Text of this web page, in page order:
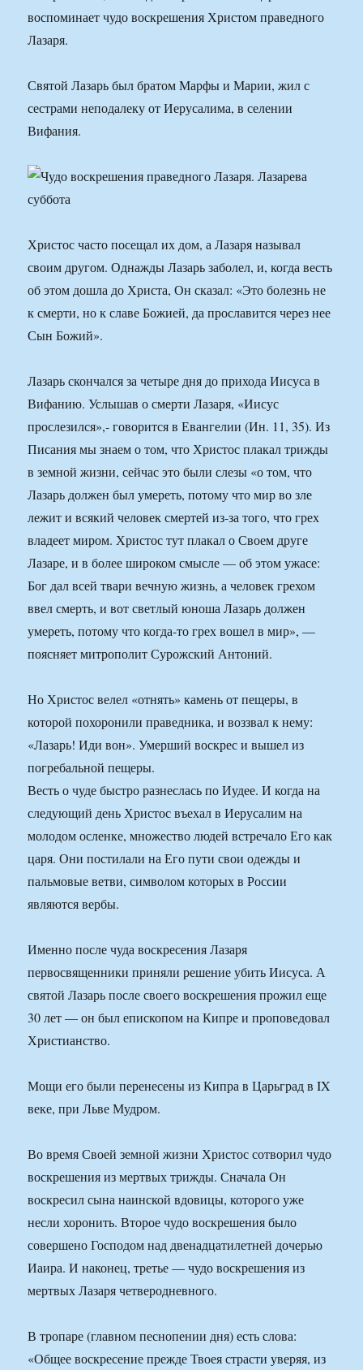
воспоминает чудо воскрешения Христом праведного
Лазаря.
Святой Лазарь был братом Марфы и Марии, жил с
сестрами неподалеку от Иерусалима, в селении
Вифания.
Христос часто посещал их дом, а Лазаря называл
своим другом. Однажды Лазарь заболел, и, когда весть
об этом дошла до Христа, Он сказал: «Это болезнь не
к смерти, но к славе Божией, да прославится через нее
Сын Божий».
Лазарь скончался за четыре дня до прихода Иисуса в
Вифанию. Услышав о смерти Лазаря, «Иисус
прослезился»,- говорится в Евангелии (Ин. 11, 35). Из
Писания мы знаем о том, что Христос плакал трижды
в земной жизни, сейчас это были слезы «о том, что
Лазарь должен был умереть, потому что мир во зле
лежит и всякий человек смертей из-за того, что грех
владеет миром. Христос тут плакал о Своем друге
Лазаре, и в более широком смысле — об этом ужасе:
Бог дал всей твари вечную жизнь, а человек грехом
ввел смерть, и вот светлый юноша Лазарь должен
умереть, потому что когда-то грех вошел в мир», —
поясняет митрополит Сурожский Антоний.
Но Христос велел «отнять» камень от пещеры, в
которой похоронили праведника, и воззвал к нему:
«Лазарь! Иди вон». Умерший воскрес и вышел из
погребальной пещеры.
Весть о чуде быстро разнеслась по Иудее. И когда на
следующий день Христос въехал в Иерусалим на
молодом осленке, множество людей встречало Его как
царя. Они постилали на Его пути свои одежды и
пальмовые ветви, символом которых в России
являются вербы.
Именно после чуда воскресения Лазаря
первосвященники приняли решение убить Иисуса. А
святой Лазарь после своего воскрешения прожил еще
30 лет — он был епископом на Кипре и проповедовал
Христианство.
Мощи его были перенесены из Кипра в Царьград в IX
веке, при Льве Мудром.
Во время Своей земной жизни Христос сотворил чудо
воскрешения из мертвых трижды. Сначала Он
воскресил сына наинской вдовицы, которого уже
несли хоронить. Второе чудо воскрешения было
совершено Господом над двенадцатилетней дочерью
Иаира. И наконец, третье — чудо воскрешения из
мертвых Лазаря четверодневного.
В тропаре (главном песнопении дня) есть слова:
«Общее воскресение прежде Твоея страсти уверяя, из